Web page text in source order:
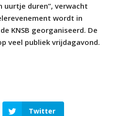
uurtje duren”, verwacht
wordt in
KNSB georganiseerd. De
veel publiek vrijdagavond.
Twitter